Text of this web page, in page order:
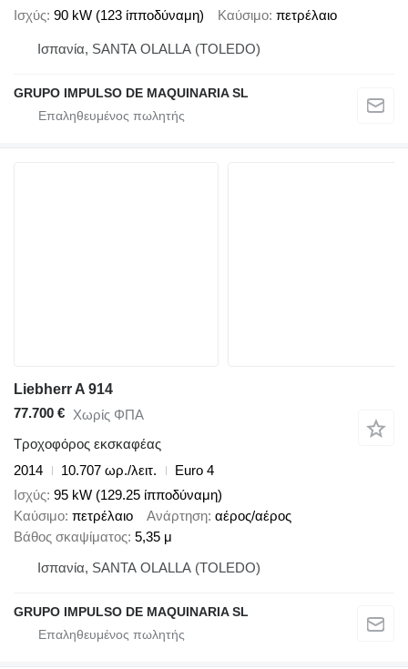
Ισχύς 90 kW (123 ίπποδύναμη) Καύσιμο πετρέλαιο
Ισπανία, SANTA OLALLA (TOLEDO)
GRUPO IMPULSO DE MAQUINARIA SL
Liebherr A 914
77.700 € Χωρίς ΦΠΑ
Τροχοφόρος εκσκαφέας
2014
10.707 ωρ./λειτ.
Euro 4
Ισχύς 95 kW (129.25 ίπποδύναμη)
Καύσιμο πετρέλαιο Ανάρτηση αέρος/αέρος
Βάθος σκαψίματος 5,35 μ
Ισπανία, SANTA OLALLA (TOLEDO)
GRUPO IMPULSO DE MAQUINARIA SL